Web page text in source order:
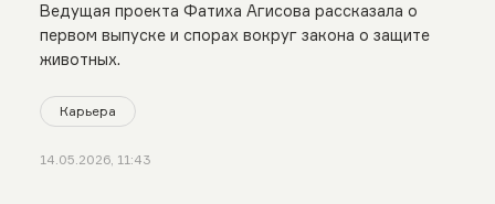
Ведущая проекта Фатиха Агисова рассказала о
первом выпуске и спорах вокруг закона о защите
животных.
Карьера
14.05.2026, 11:43